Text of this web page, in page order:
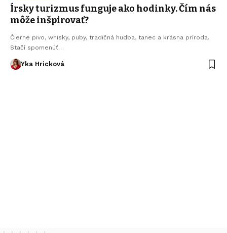
Írsky turizmus funguje ako hodinky. Čím nás
môže inšpirovať?
Čierne pivo, whisky, puby, tradičná hudba, tanec a krásna príroda.
Stačí spomenúť…
Yka Hricková